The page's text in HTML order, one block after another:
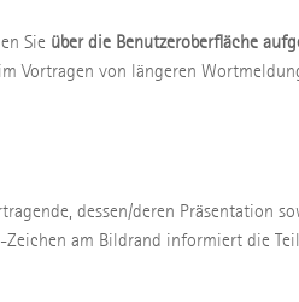
Sie über die Benutzeroberfläche
Vortragen von längeren
dessen/deren Präsentation
am Bildrand informiert die